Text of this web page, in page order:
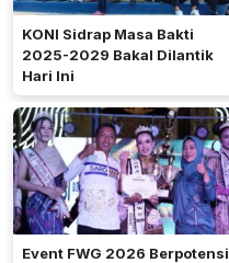
KONI Sidrap Masa Bakti
2025-2029 Bakal Dilantik
Hari Ini
Event FWG 2026 Berpotensi